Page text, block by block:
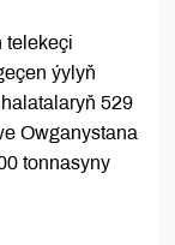
telekeçi
ýylyň
529
Owganystana
tonnasyny